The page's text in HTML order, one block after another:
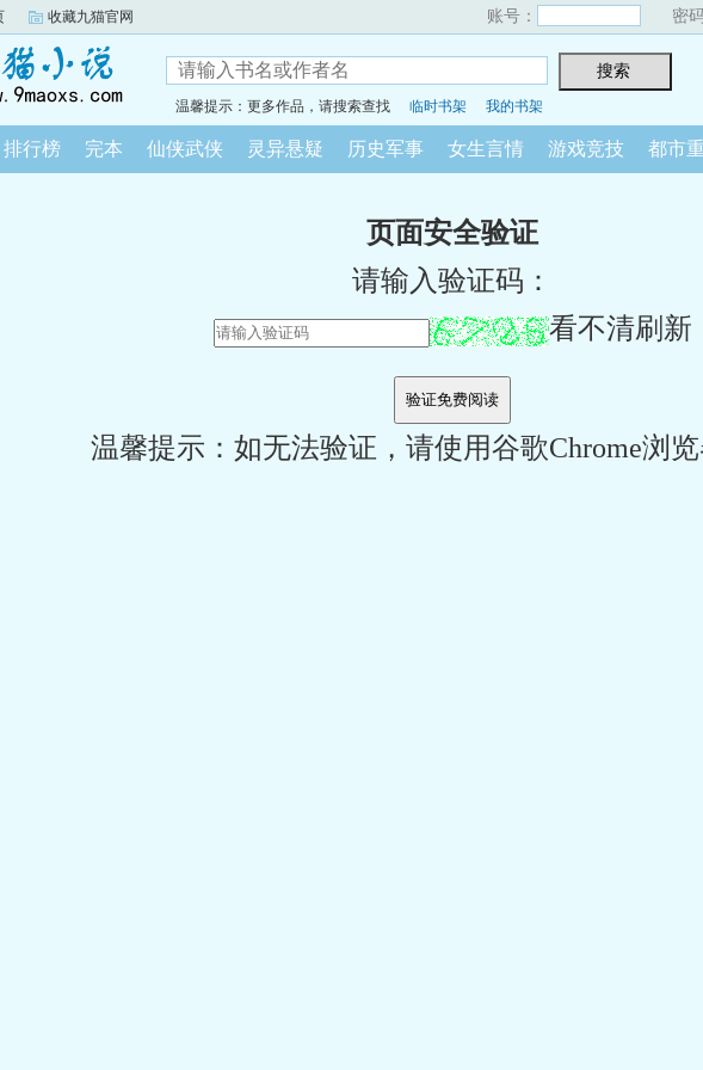
收藏九猫官网 账号： 密
温馨提示：更多作品，请搜索查找 临时书架 我的书架
排行榜 完本 仙侠武侠 灵异悬疑 历史军事 女生言情 游戏竞技 都市
页面安全验证
请输入验证码：
看不清刷新
温馨提示：如无法验证，请使用谷歌Chrome浏览